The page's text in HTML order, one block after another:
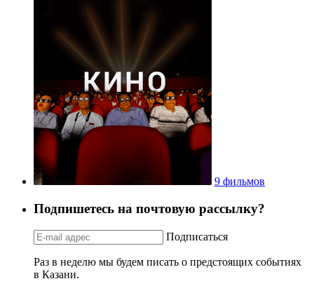
9 фильмов
Подпишетесь на почтовую рассылку?
Подписаться
Раз в неделю мы будем писать о предстоящих событиях
в Казани.